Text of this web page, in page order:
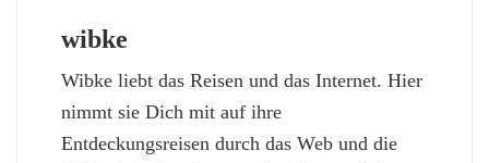
wibke
Wibke liebt das Reisen und das Internet. Hier
nimmt sie Dich mit auf ihre
Entdeckungsreisen durch das Web und die